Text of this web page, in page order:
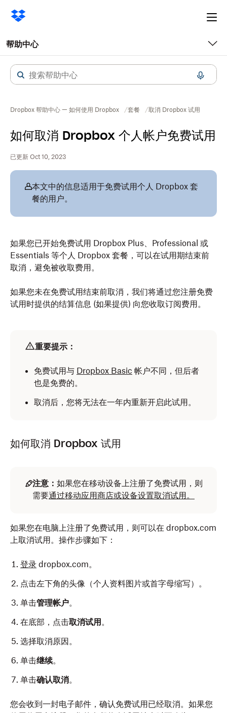
帮助中心
Dropbox 帮助中心 — 如何使用 Dropbox 套餐 取消 Dropbox 试用
如何取消 Dropbox 个人帐户免费试用
已更新 Oct 10, 2023
本文中的信息适用于免费试用个人 Dropbox 套
餐的用户。
如果您已开始免费试用 Dropbox Plus、Professional 或
Essentials 等个人 Dropbox 套餐，可以在试用期结束前
取消，避免被收取费用。
如果您未在免费试用结束前取消，我们将通过您注册免费
试用时提供的结算信息 (如果提供) 向您收取订阅费用。
重要提示：
免费试用与 Dropbox Basic 帐户不同，但后者
也是免费的。
取消后，您将无法在一年内重新开启此试用。
如何取消 Dropbox 试用
注意： 如果您在移动设备上注册了免费试用，则
需要通过移动应用商店或设备设置取消试用。
如果您在电脑上注册了免费试用，则可以在 dropbox.com
上取消试用。操作步骤如下：
登录 dropbox.com。
点击左下角的头像（个人资料图片或首字母缩写）。
单击管理帐户。
在底部，点击取消试用 。
选择取消原因。
单击继续。
单击确认取消。
您会收到一封电子邮件，确认免费试用已经取消。如果您